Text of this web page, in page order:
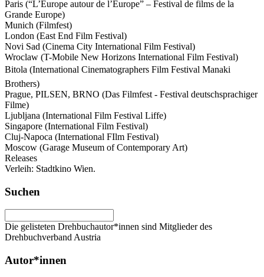
Paris (“L’Europe autour de l’Europe” – Festival de films de la
Grande Europe)
Munich (Filmfest)
London (East End Film Festival)
Novi Sad (Cinema City International Film Festival)
Wroclaw (T-Mobile New Horizons International Film Festival)
Bitola (International Cinematographers Film Festival Manaki
Brothers)
Prague, PILSEN, BRNO (Das Filmfest - Festival deutschsprachiger
Filme)
Ljubljana (International Film Festival Liffe)
Singapore (International Film Festival)
Cluj-Napoca (International FIlm Festival)
Moscow (Garage Museum of Contemporary Art)
Releases
Verleih: Stadtkino Wien.
Suchen
Die gelisteten Drehbuchautor*innen sind Mitglieder des
Drehbuchverband Austria
Autor*innen